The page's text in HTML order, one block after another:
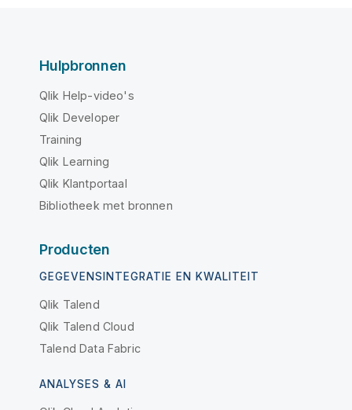
Hulpbronnen
Qlik Help-video's
Qlik Developer
Training
Qlik Learning
Qlik Klantportaal
Bibliotheek met bronnen
Producten
GEGEVENSINTEGRATIE EN KWALITEIT
Qlik Talend
Qlik Talend Cloud
Talend Data Fabric
ANALYSES & AI